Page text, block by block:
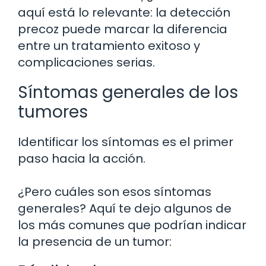
aquí está lo relevante: la detección
precoz puede marcar la diferencia
entre un tratamiento exitoso y
complicaciones serias.
Síntomas generales de los
tumores
Identificar los síntomas es el primer
paso hacia la acción.
¿Pero cuáles son esos síntomas
generales? Aquí te dejo algunos de
los más comunes que podrían indicar
la presencia de un tumor: